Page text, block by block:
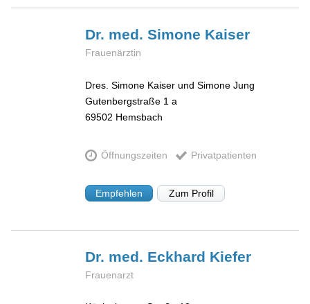
Dr. med. Simone Kaiser
Frauenärztin
Dres. Simone Kaiser und Simone Jung
Gutenbergstraße 1 a
69502 Hemsbach
Öffnungszeiten Privatpatienten
Empfehlen Zum Profil
Dr. med. Eckhard Kiefer
Frauenarzt